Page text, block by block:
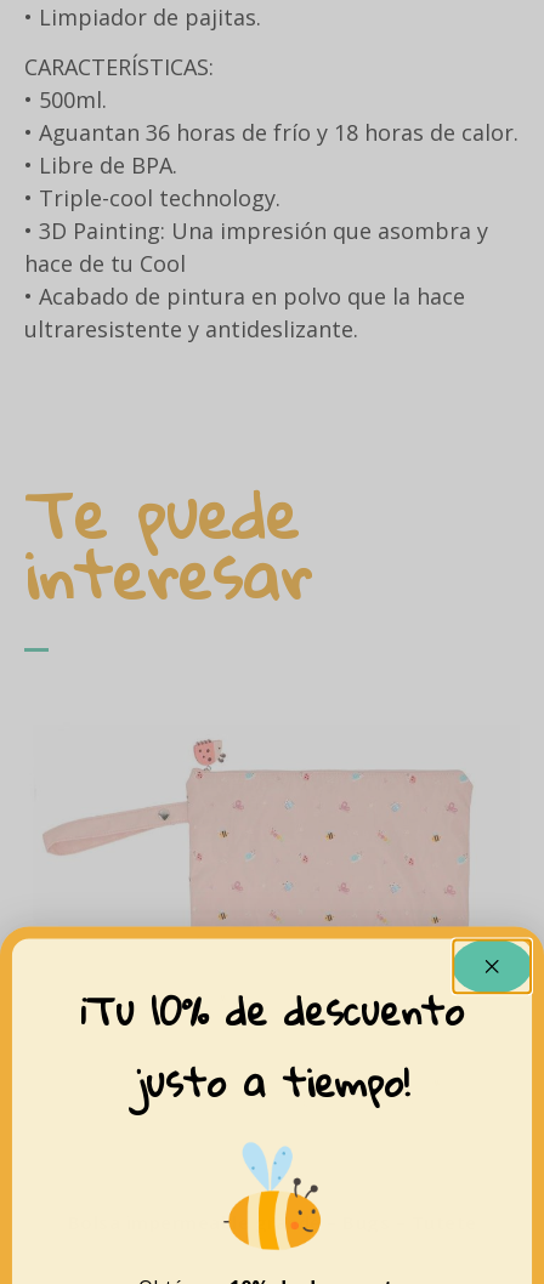
• Limpiador de pajitas.
CARACTERÍSTICAS:
• 500ml.
• Aguantan 36 horas de frío y 18 horas de calor.
• Libre de BPA.
• Triple-cool technology.
• 3D Painting: Una impresión que asombra y
hace de tu Cool
• Acabado de pintura en polvo que la hace
ultraresistente y antideslizante.
Te puede
interesar
Bolsa impermeable grande – Bugs – Tutete
15,95€ 11,95
¡Tu 10% de descuento
justo a tiempo!